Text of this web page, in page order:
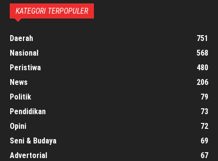
KATEGORI TERPOPULER
Daerah
751
Nasional
568
Peristiwa
480
News
206
Politik
79
Pendidikan
73
Opini
72
Seni & Budaya
69
Advertorial
67